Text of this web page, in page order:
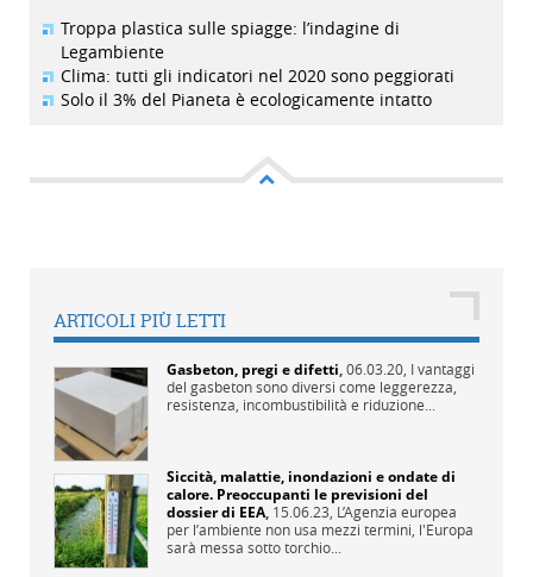
Troppa plastica sulle spiagge: l’indagine di
Legambiente
Clima: tutti gli indicatori nel 2020 sono peggiorati
Solo il 3% del Pianeta è ecologicamente intatto
ARTICOLI PIÙ LETTI
Gasbeton, pregi e difetti,06.03.20, I vantaggi
del gasbeton sono diversi come leggerezza,
resistenza, incombustibilità e riduzione...
Siccità, malattie, inondazioni e ondate di
calore. Preoccupanti le previsioni del
dossier di EEA, 15.06.23, L’Agenzia europea
per l’ambiente non usa mezzi termini, l'Europa
sarà messa sotto torchio...